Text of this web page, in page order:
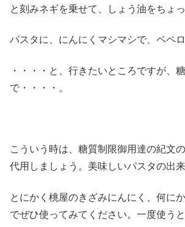
と刻みネギを乗せて、しょう油をちょ
パスタに、にんにくマシマシで、ペペ
・・・・と、行きたいところですが、
で・・・・。
こういう時は、糖質制限御用達の紀文
代用しましょう。美味しいパスタの出
とにかく桃屋のきざみにんにく、何に
でぜひ使ってみてください。一度使う